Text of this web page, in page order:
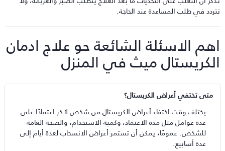
في طلب المساعدة عند الحاجة.
الاسئلة الشائعة حو علاج ادمان
ميث في المنزل
متى تختفي أعراض الكريستال؟
يختلف وقت اختفاء أعراض الكريستال من شخص لآخر اعتمادًا على
عدة عوامل مثل مدة الاعتماد، وكمية الاستخدام، والصحة العامة
للشخص. عمومًا، يمكن أن تستمر أعراض الانسحاب لعدة أيام إلى
عدة أسابيع.